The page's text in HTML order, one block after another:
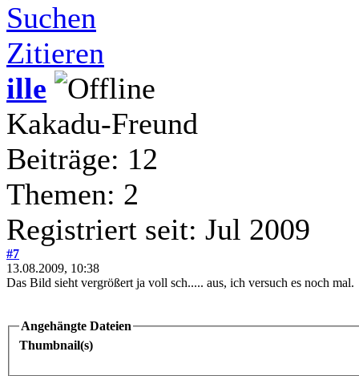
Suchen
Zitieren
ille
Kakadu-Freund
Beiträge: 12
Themen: 2
Registriert seit: Jul 2009
#7
13.08.2009, 10:38
Das Bild sieht vergrößert ja voll sch..... aus, ich versuch es noch mal.
Angehängte Dateien
Thumbnail(s)